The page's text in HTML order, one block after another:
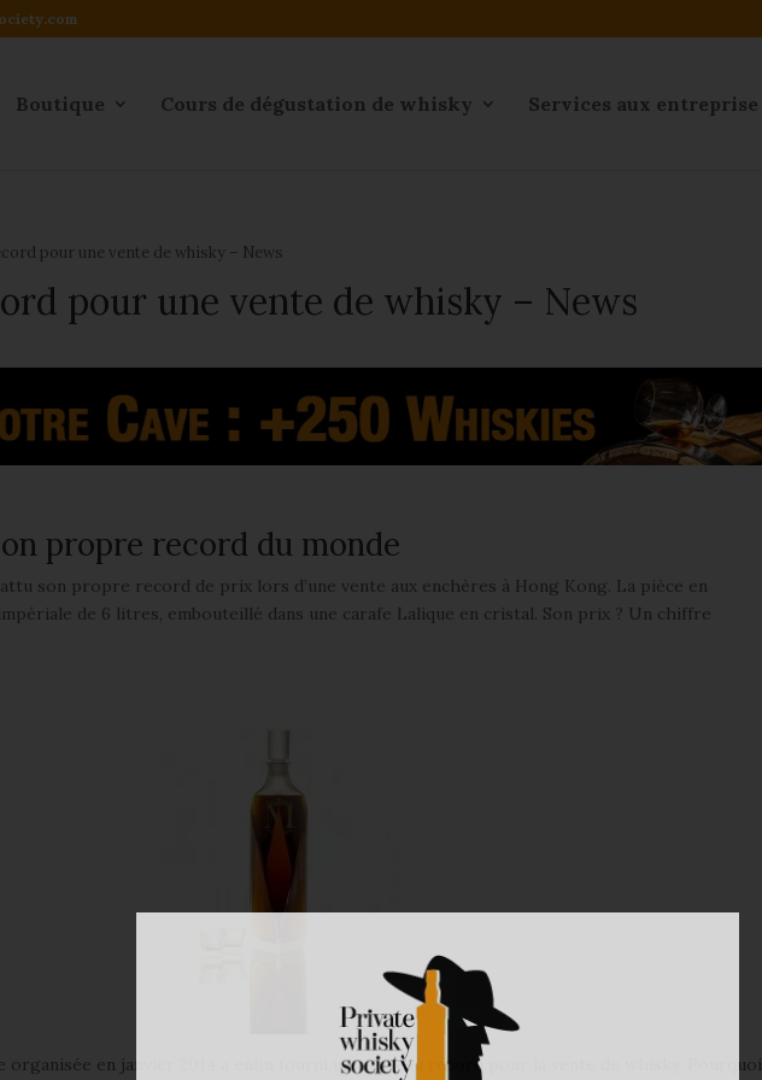
Boutique Cours de dégustation de whisky Services aux entreprise
pour une vente de whisky – News
pour une vente de whisky – News
propre record du monde
son propre record de prix lors d’une vente aux enchères à Hong Kong. La pièce en
de 6 litres, embouteillé dans une carafe Lalique en cristal. Son prix ? Un chiffre
organisée en janvier 2014 a enfin fourni un nouveau record pour la vente de whisky. Pourquoi